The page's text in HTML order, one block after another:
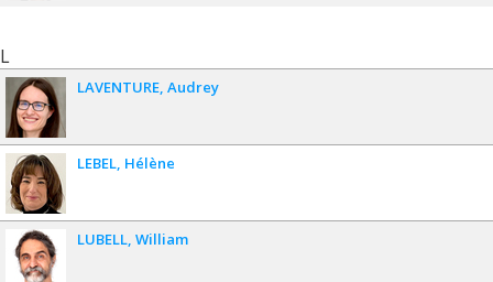
L
LAVENTURE Audrey
LEBEL Hélène
LUBELL William